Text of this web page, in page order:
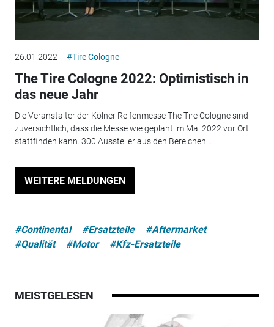
26.01.2022 #Tire Cologne
The Tire Cologne 2022: Optimistisch in
das neue Jahr
Die Veranstalter der Kölner Reifenmesse The Tire Cologne sind
zuversichtlich, dass die Messe wie geplant im Mai 2022 vor Ort
stattfinden kann. 300 Aussteller aus den Bereichen...
WEITERE MELDUNGEN
#Continental #Ersatzteile
#Aftermarket
#Qualität
#Motor #Kfz-Ersatzteile
MEISTGELESEN